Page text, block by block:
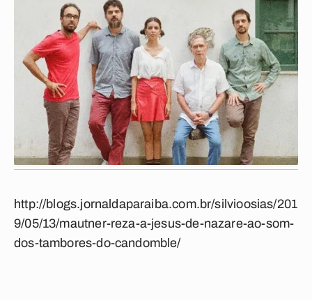
http://blogs.jornaldaparaiba.com.br/silvioosias/201
9/05/13/mautner-reza-a-jesus-de-nazare-ao-som-
dos-tambores-do-candomble/